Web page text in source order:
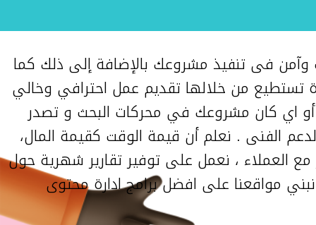
فى تنفيذ مشروعك بالإضافة إلى ذلك كما
تستطيع من خلالها تقديم عمل احترافي وخالي
اي كان مشروعك في محركات البحث و تصدر
الفنى . نعلم أن قيمة الوقت كقيمة المال،
مع العملاء ، نعمل على توفير تقارير شهرية حول
مواقعنا على افضل برامج ادارة محتوى